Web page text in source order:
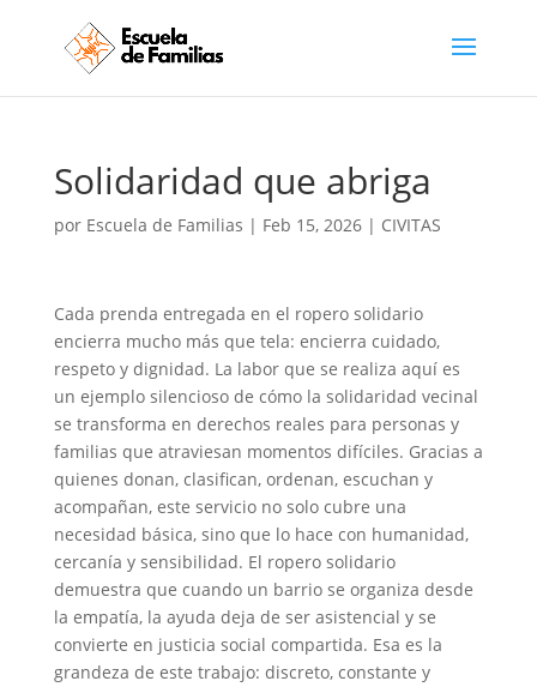
Solidaridad que abriga
por Escuela de Familias | Feb 15, 2026| CIVITAS
Cada prenda entregada en el ropero solidario
encierra mucho más que tela: encierra cuidado,
respeto y dignidad. La labor que se realiza aquí es
un ejemplo silencioso de cómo la solidaridad vecinal
se transforma en derechos reales para personas y
familias que atraviesan momentos difíciles. Gracias a
quienes donan, clasifican, ordenan, escuchan y
acompañan, este servicio no solo cubre una
necesidad básica, sino que lo hace con humanidad,
cercanía y sensibilidad. El ropero solidario
demuestra que cuando un barrio se organiza desde
la empatía, la ayuda deja de ser asistencial y se
convierte en justicia social compartida. Esa es la
grandeza de este trabajo: discreto, constante y